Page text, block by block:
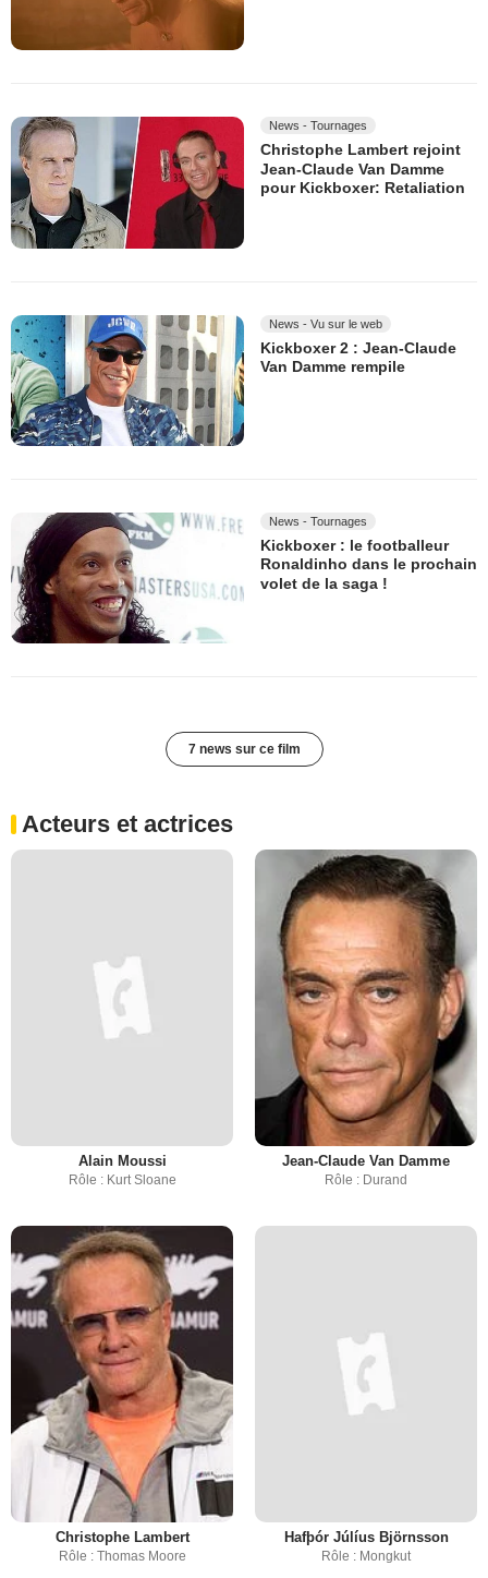
News - Tournages
Christophe Lambert rejoint
Jean-Claude Van Damme
pour Kickboxer: Retaliation
News - Vu sur le web
Kickboxer 2 : Jean-Claude
Van Damme rempile
News - Tournages
Kickboxer : le footballeur
Ronaldinho dans le prochain
volet de la saga !
7 news sur ce film
Acteurs et actrices
Alain Moussi
Rôle : Kurt Sloane
Jean-Claude Van Damme
Rôle : Durand
Christophe Lambert
Rôle : Thomas Moore
Hafþór Júlíus Björnsson
Rôle : Mongkut